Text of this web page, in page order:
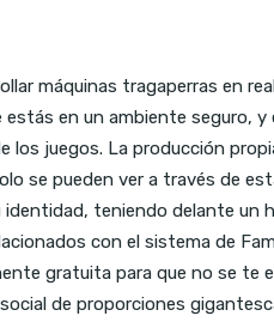
máquinas tragaperras en
en un ambiente seguro, y
juegos. La producción
se pueden ver a través de
teniendo delante un
con el sistema de
gratuita para que no se te
de proporciones